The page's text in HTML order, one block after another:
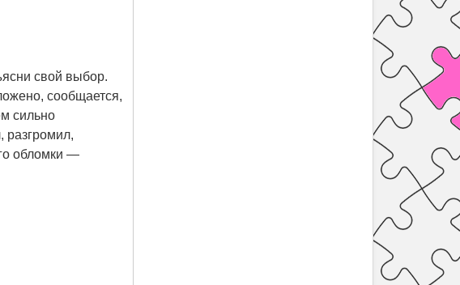
свой выбор.
сообщается,
сильно
разгромил,
обломки —